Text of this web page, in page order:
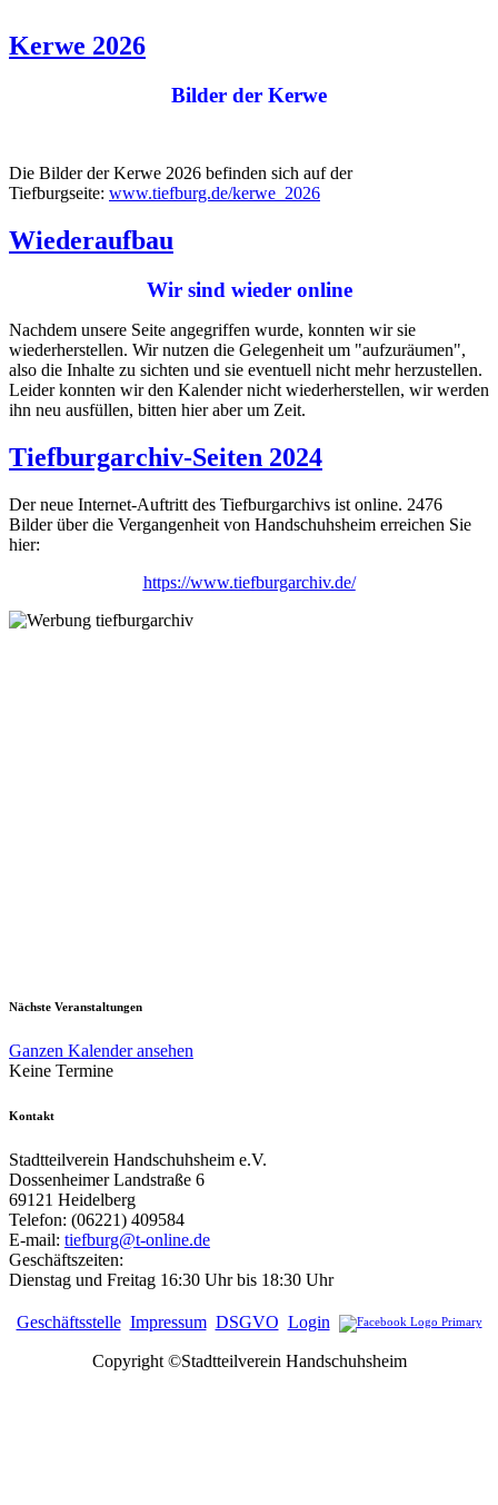
Kerwe 2026
Bilder der Kerwe
Die Bilder der Kerwe 2026 befinden sich auf der
Tiefburgseite: www.tiefburg.de/kerwe_2026
Wiederaufbau
Wir sind wieder online
Nachdem unsere Seite angegriffen wurde, konnten wir sie
wiederherstellen. Wir nutzen die Gelegenheit um "aufzuräumen",
also die Inhalte zu sichten und sie eventuell nicht mehr herzustellen.
Leider konnten wir den Kalender nicht wiederherstellen, wir werden
ihn neu ausfüllen, bitten hier aber um Zeit.
Tiefburgarchiv-Seiten 2024
Der neue Internet-Auftritt des Tiefburgarchivs ist online. 2476
Bilder über die Vergangenheit von Handschuhsheim erreichen Sie
hier:
https://www.tiefburgarchiv.de/
Nächste Veranstaltungen
Ganzen Kalender ansehen
Keine Termine
Kontakt
Stadtteilverein Handschuhsheim e.V.
Dossenheimer Landstraße 6
69121 Heidelberg
Telefon: (06221) 409584
E-mail: tiefburg@t-online.de
Geschäftszeiten:
Dienstag und Freitag 16:30 Uhr bis 18:30 Uhr
Geschäftsstelle Impressum DSGVO Login
Copyright ©Stadtteilverein Handschuhsheim